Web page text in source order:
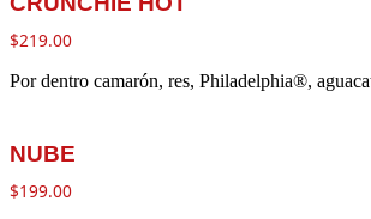
$219.00
Por dentro camarón, res, Philadelphia®,
NUBE
$199.00